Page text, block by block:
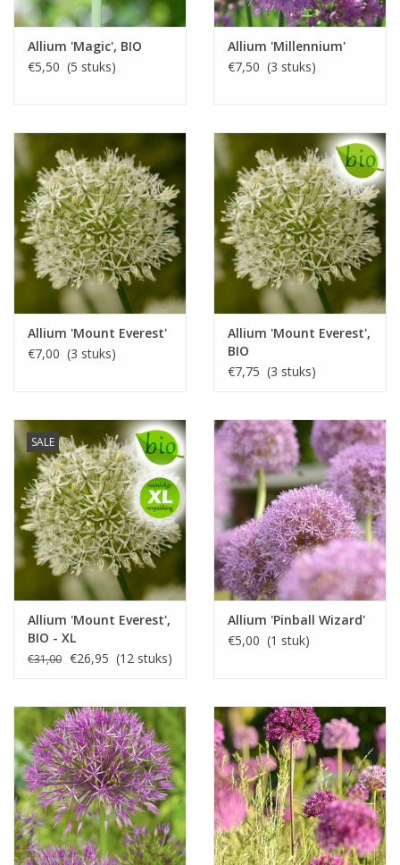
Allium 'Magic', BIO
€5,50 (5 stuks)
Allium 'Millennium'
€7,50 (3 stuks)
Allium 'Mount Everest'
€7,00 (3 stuks)
Allium 'Mount Everest',
BIO
€7,75 (3 stuks)
SALE
Allium 'Mount Everest',
BIO - XL
voordeelverpakking
€31,00 €26,95 (12 stuks)
Allium 'Pinball Wizard'
€5,00 (1 stuk)